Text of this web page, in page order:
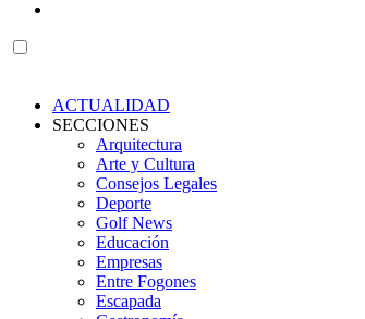
ACTUALIDAD
SECCIONES
Arquitectura
Arte y Cultura
Consejos Legales
Deporte
Golf News
Educación
Empresas
Entre Fogones
Escapada